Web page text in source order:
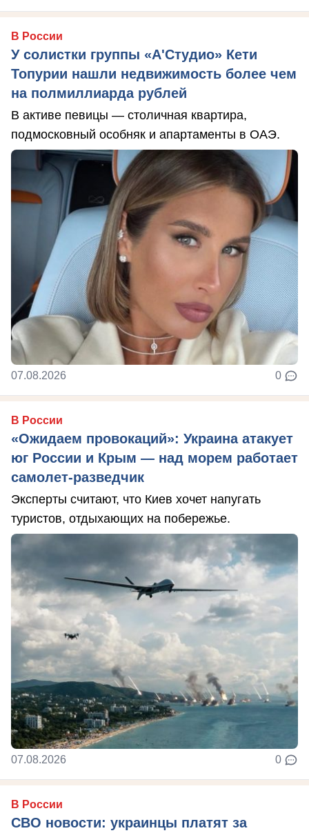
В России
У солистки группы «А'Студио» Кети
Топурии нашли недвижимость более чем
на полмиллиарда рублей
В активе певицы — столичная квартира,
подмосковный особняк и апартаменты в ОАЭ.
07.08.2026 0
В России
«Ожидаем провокаций»: Украина атакует
юг России и Крым — над морем работает
самолет-разведчик
Эксперты считают, что Киев хочет напугать
туристов, отдыхающих на побережье.
07.08.2026 0
В России
СВО новости: украинцы платят за